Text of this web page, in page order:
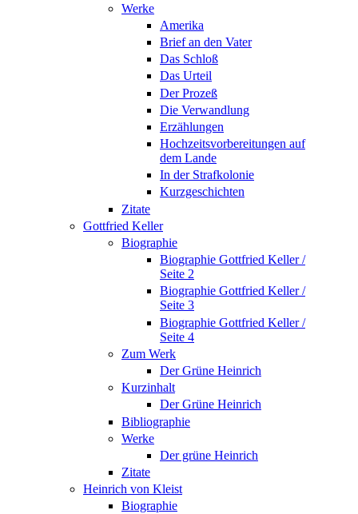
Werke
Amerika
Brief an den Vater
Das Schloß
Das Urteil
Der Prozeß
Die Verwandlung
Erzählungen
Hochzeitsvorbereitungen auf
dem Lande
In der Strafkolonie
Kurzgeschichten
Zitate
Gottfried Keller
Biographie
Biographie Gottfried Keller /
Seite 2
Biographie Gottfried Keller /
Seite 3
Biographie Gottfried Keller /
Seite 4
Zum Werk
Der Grüne Heinrich
Kurzinhalt
Der Grüne Heinrich
Bibliographie
Werke
Der grüne Heinrich
Zitate
Heinrich von Kleist
Biographie